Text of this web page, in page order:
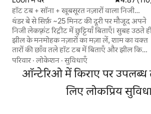
हॉट टब + सॉना + खूबसूरत नज़ारों वाला निजी
लेकफ़्रंट केबिन
थंडर बे से सिर्फ़ ~25 मिनट की दूरी पर मौजूद अपने
निजी लेकफ़्रंट रिट्रीट में छुट्टियाँ बिताएँ। सुबह उठते
झील के मनमोहक नज़ारों का मज़ा लें, शाम का वक्त
तारों की छाँव तले हॉट टब में बिताएँ और झील किनारे
मौजूद सॉना में या लकड़ी जलने वाली फायरप्लेस के
पास आराम फ़रमाएँ। चाहे आप परिवार के साथ
छुट्टियाँ बिताने की योजना बना रहे हों, रोमांटिक सफ़र
पर जाना चाहते हों या फिर चारों मौसमों में रोमांच का
मज़ा लेना चाहते हों, यह घर आपको आराम से वक्त
परिवार ·लोकेशन ·सुविधाएँ
ऑन्टेरिओ में किराए पर
लिए लोकप्रिय